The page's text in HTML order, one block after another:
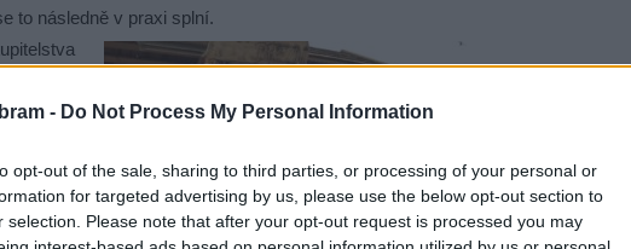
- Do Not Process My Personal Information
opt-out of the sale, sharing to third parties, or processing of your personal or
for targeted advertising by us, please use the below opt-out section to
selection. Please note that after your opt-out request is processed you may
to následně v praxi splní.
plán
až
dohody